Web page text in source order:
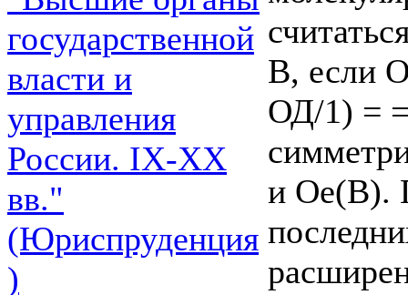
государственной
власти и
управления
России. IХ-ХХ
вв."
(Юриспруденция
)
В, если
ОД/1) =
и Ое(В).